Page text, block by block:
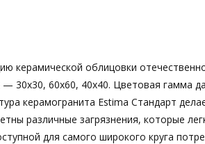
керамической облицовки
30х30, 60х60, 40х40. Цветовая гамма
керамогранита Estima Стандарт
различные загрязнения, которые
для самого широкого круга